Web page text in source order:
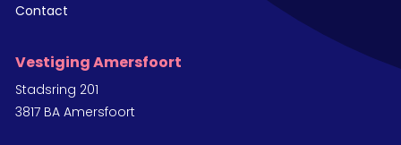
Contact
Vestiging Amersfoort
Stadsring 201
3817 BA Amersfoort